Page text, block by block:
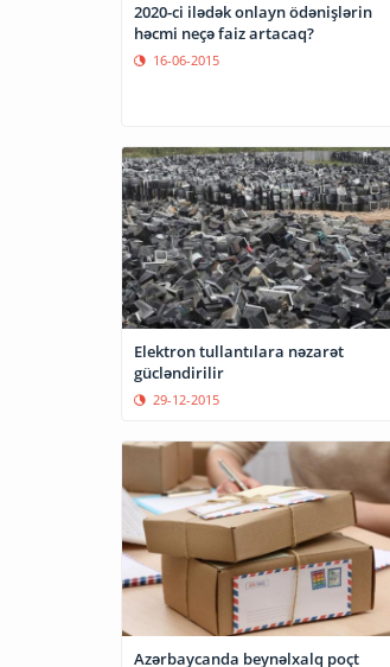
2020-ci ilədək onlayn ödənişlərin
həcmi neçə faiz artacaq?
16-06-2015
Elektron tullantılara nəzarət
gücləndirilir
29-12-2015
Azərbaycanda beynəlxalq poçt